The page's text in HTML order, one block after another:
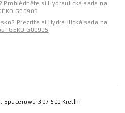
Prohlédněte si Hydraulická sada na
G00905
Prezrite si Hydraulická sada na
GEKO G00905
Spacerowa 3 97-500 Kietlin